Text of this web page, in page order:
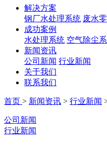
解决方案
钢厂水处理系统 废水
成功案例
水处理系统 空气除尘
新闻资讯
公司新闻 行业新闻
关于我们
联系我们
首页 > 新闻资讯 > 行业新闻
公司新闻
行业新闻